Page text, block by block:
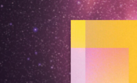
내리고 허둥지둥 그 자리를 떠났지요. 또
말을 만났어요. 핀둘리를 비웃듯이 바로
든 털을 잘 다듬어야 한다며 놀리지요. 혼
리는 고운 흙먼지 속에서 자꾸 뒹굴렀어요
하나도 안 보이게 되었지요. 귀는 바짝 내
뜩 흙먼지 옷을 입은채 집으로 돌아오는